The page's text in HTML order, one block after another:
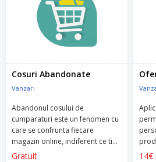
Cosuri Abandonate
Vanzari
Abandonul cosului de
cumparaturi este un fenomen cu
care se confrunta fiecare
magazin online, indiferent ce tip
de produse vinde.
Gratuit 14€